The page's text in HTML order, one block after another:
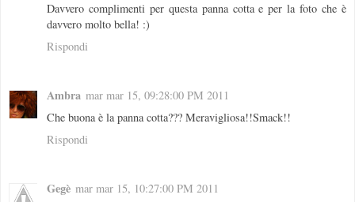
Davvero complimenti per questa panna cotta e per la foto che è
davvero molto bella! :)
Rispondi
Ambra mar mar 15, 09:28:00 PM 2011
Che buona è la panna cotta??? Meravigliosa!!Smack!!
Rispondi
Gegè mar mar 15, 10:27:00 PM 2011